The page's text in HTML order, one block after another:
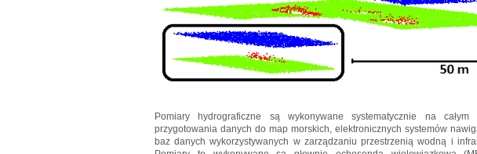
Pomiary hydrograficzne są wykonywane systematycznie na
przygotowania danych do map morskich, elektronicznych systemów
baz danych wykorzystywanych w zarządzaniu przestrzenią wodną i